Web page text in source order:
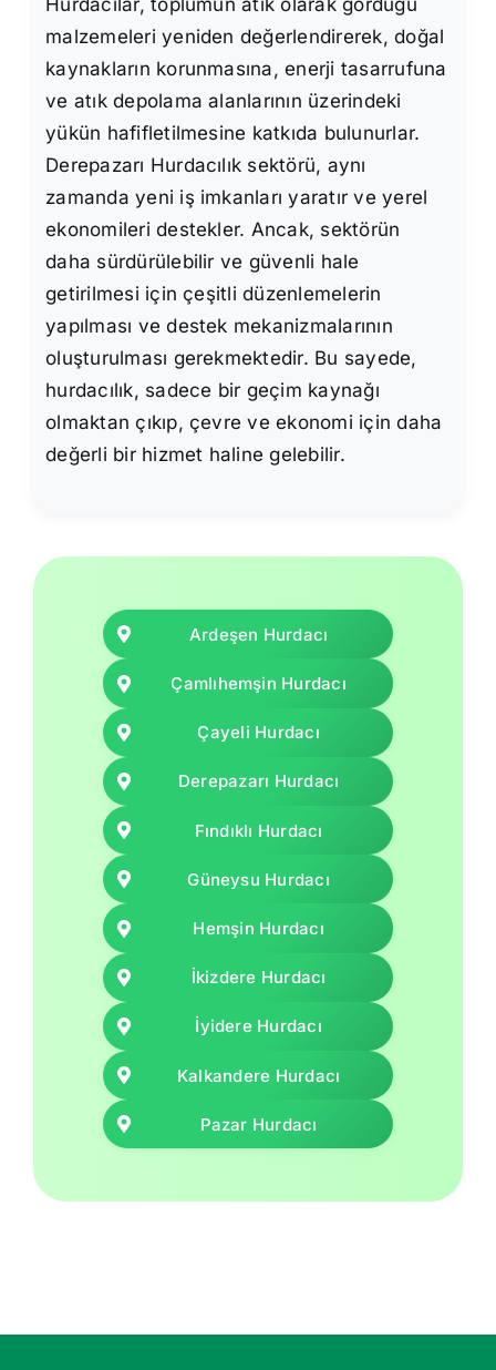
Hurdacılar, toplumun atık olarak gördüğü
malzemeleri yeniden değerlendirerek, doğal
kaynakların korunmasına, enerji tasarrufuna
ve atık depolama alanlarının üzerindeki
yükün hafifletilmesine katkıda bulunurlar.
Derepazarı Hurdacılık sektörü, aynı
zamanda yeni iş imkanları yaratır ve yerel
ekonomileri destekler. Ancak, sektörün
daha sürdürülebilir ve güvenli hale
getirilmesi için çeşitli düzenlemelerin
yapılması ve destek mekanizmalarının
oluşturulması gerekmektedir. Bu sayede,
hurdacılık, sadece bir geçim kaynağı
olmaktan çıkıp, çevre ve ekonomi için daha
değerli bir hizmet haline gelebilir.
Ardeşen Hurdacı
Çamlıhemşin Hurdacı
Çayeli Hurdacı
Derepazarı Hurdacı
Fındıklı Hurdacı
Güneysu Hurdacı
Hemşin Hurdacı
İkizdere Hurdacı
İyidere Hurdacı
Kalkandere Hurdacı
Pazar Hurdacı